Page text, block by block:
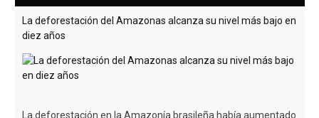
La deforestación del Amazonas alcanza su nivel más bajo en
diez años
La deforestación en la Amazonía brasileña había aumentado